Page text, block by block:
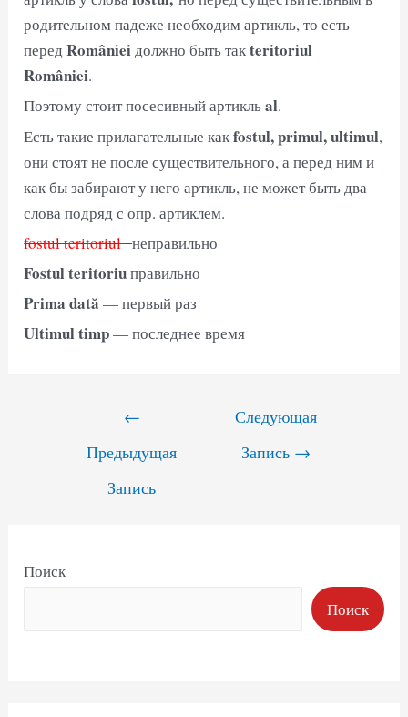
родительном падеже необходим артикль, то есть
передRomânieiдолжно быть такteritoriul
României.
Поэтому стоит посесивный артикльal.
Есть такие прилагательные какfostul, primul, ultimul,
они стоят не после существительного, а перед ним и
как бы забирают у него артикль, не может быть два
слова подряд с опр. артиклем.
fostul teritoriul неправильно
Fostul teritoriuправильно
Prima dată — первый раз
Ultimul timp— последнее время
записям
←
Предыдущая
Запись
Следующая
Запись →
Поиск
Поиск